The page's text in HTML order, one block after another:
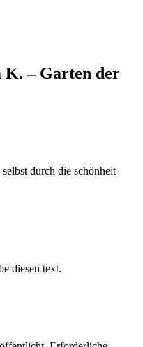
K. – Garten der
durch die schönheit
diesen text.